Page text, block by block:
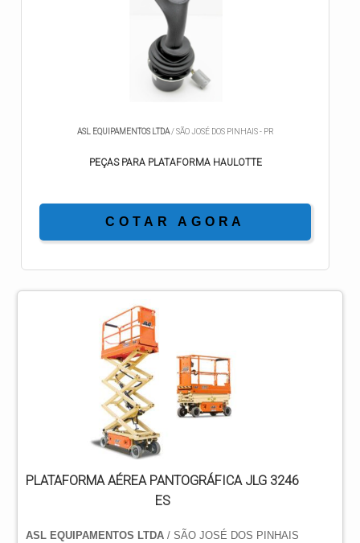
ASL EQUIPAMENTOS LTDA/ SÃO JOSÉ DOS PINHAIS - PR
PEÇAS PARA PLATAFORMA HAULOTTE
COTAR AGORA
PLATAFORMA AÉREA PANTOGRÁFICA JLG 3246
ES
ASL EQUIPAMENTOS LTDA/ SÃO JOSÉ DOS PINHAIS